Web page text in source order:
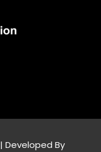
| Developed By